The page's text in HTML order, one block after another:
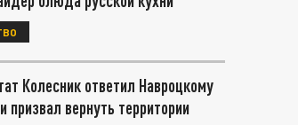
Колесник ответил Навроцкому
призвал вернуть территории